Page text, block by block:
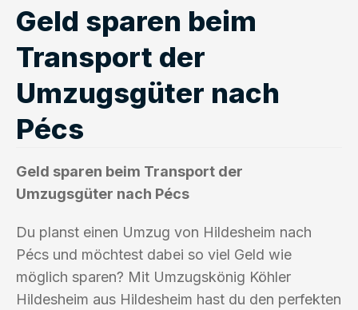
Geld sparen beim
Transport der
Umzugsgüter nach
Pécs
Geld sparen beim Transport der
Umzugsgüter nach Pécs
Du planst einen Umzug von Hildesheim nach
Pécs und möchtest dabei so viel Geld wie
möglich sparen? Mit Umzugskönig Köhler
Hildesheim aus Hildesheim hast du den perfekten